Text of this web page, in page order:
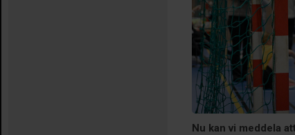
Nu kan vi meddela